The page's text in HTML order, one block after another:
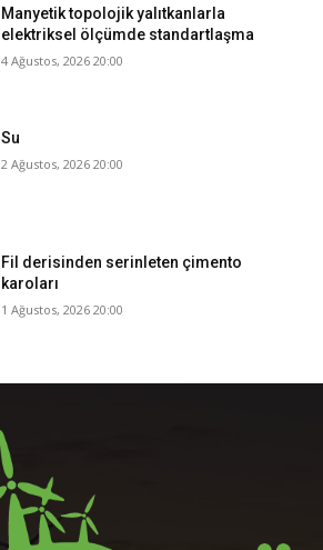
Manyetik topolojik yalıtkanlarla
elektriksel ölçümde standartlaşma
4 Ağustos, 2026 20:00
Su
2 Ağustos, 2026 20:00
Fil derisinden serinleten çimento
karoları
1 Ağustos, 2026 20:00